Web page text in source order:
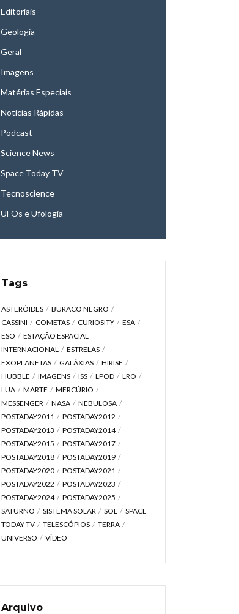
Editoriais
Geologia
Geral
Imagens
Matérias Especiais
Notícias Rápidas
Podcast
Science News
Space Today TV
Tecnoscience
UFOs e Ufologia
Tags
ASTERÓIDES
BURACO NEGRO
CASSINI
COMETAS CURIOSITY
ESA
ESO
ESTAÇÃO ESPACIAL
INTERNACIONAL
ESTRELAS
EXOPLANETAS
GALÁXIAS
HIRISE
HUBBLE
IMAGENS ISS LPOD
LRO
LUA
MARTE
MERCÚRIO
MESSENGER
NASA
NEBULOSA
POSTADAY2011
POSTADAY2012
POSTADAY2013
POSTADAY2014
POSTADAY2015
POSTADAY2017
POSTADAY2018
POSTADAY2019
POSTADAY2020
POSTADAY2021
POSTADAY2022
POSTADAY2023
POSTADAY2024
POSTADAY2025
SATURNO
SISTEMA SOLAR SOL
SPACE
TODAY TV
TELESCÓPIOS
TERRA
UNIVERSO
VÍDEO
Arquivo